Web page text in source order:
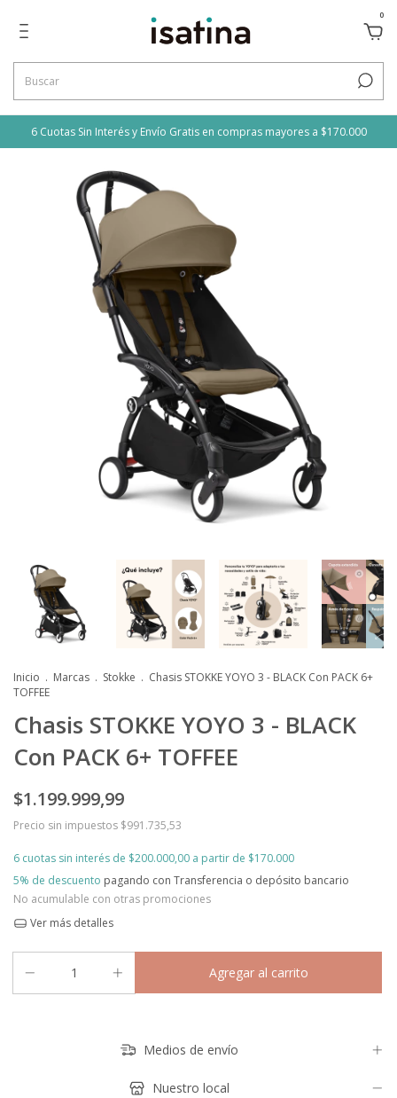
0
6 Cuotas Sin Interés y Envío Gratis en compras mayores a $170.000
Inicio . Marcas . Stokke . Chasis STOKKE YOYO 3 - BLACK Con PACK 6+
TOFFEE
Chasis STOKKE YOYO 3 - BLACK
Con PACK 6+ TOFFEE
$1.199.999,99
Precio sin impuestos $991.735,53
6 cuotas sin interés de $200.000,00
5% de descuento pagando con Transferencia o depósito bancario
No acumulable con otras promociones
Ver más detalles
Medios de envío
Nuestro local